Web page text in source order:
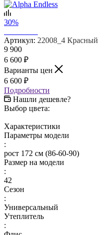
30%
Артикул: 22008_4 Красный
9 900
6 600 ₽
Варианты цен
6 600 ₽
Подробности
Нашли дешевле?
Выбор цвета:
Характеристики
Параметры модели
:
рост 172 см (86-60-90)
Размер на модели
:
42
Сезон
:
Универсальный
Утеплитель
: